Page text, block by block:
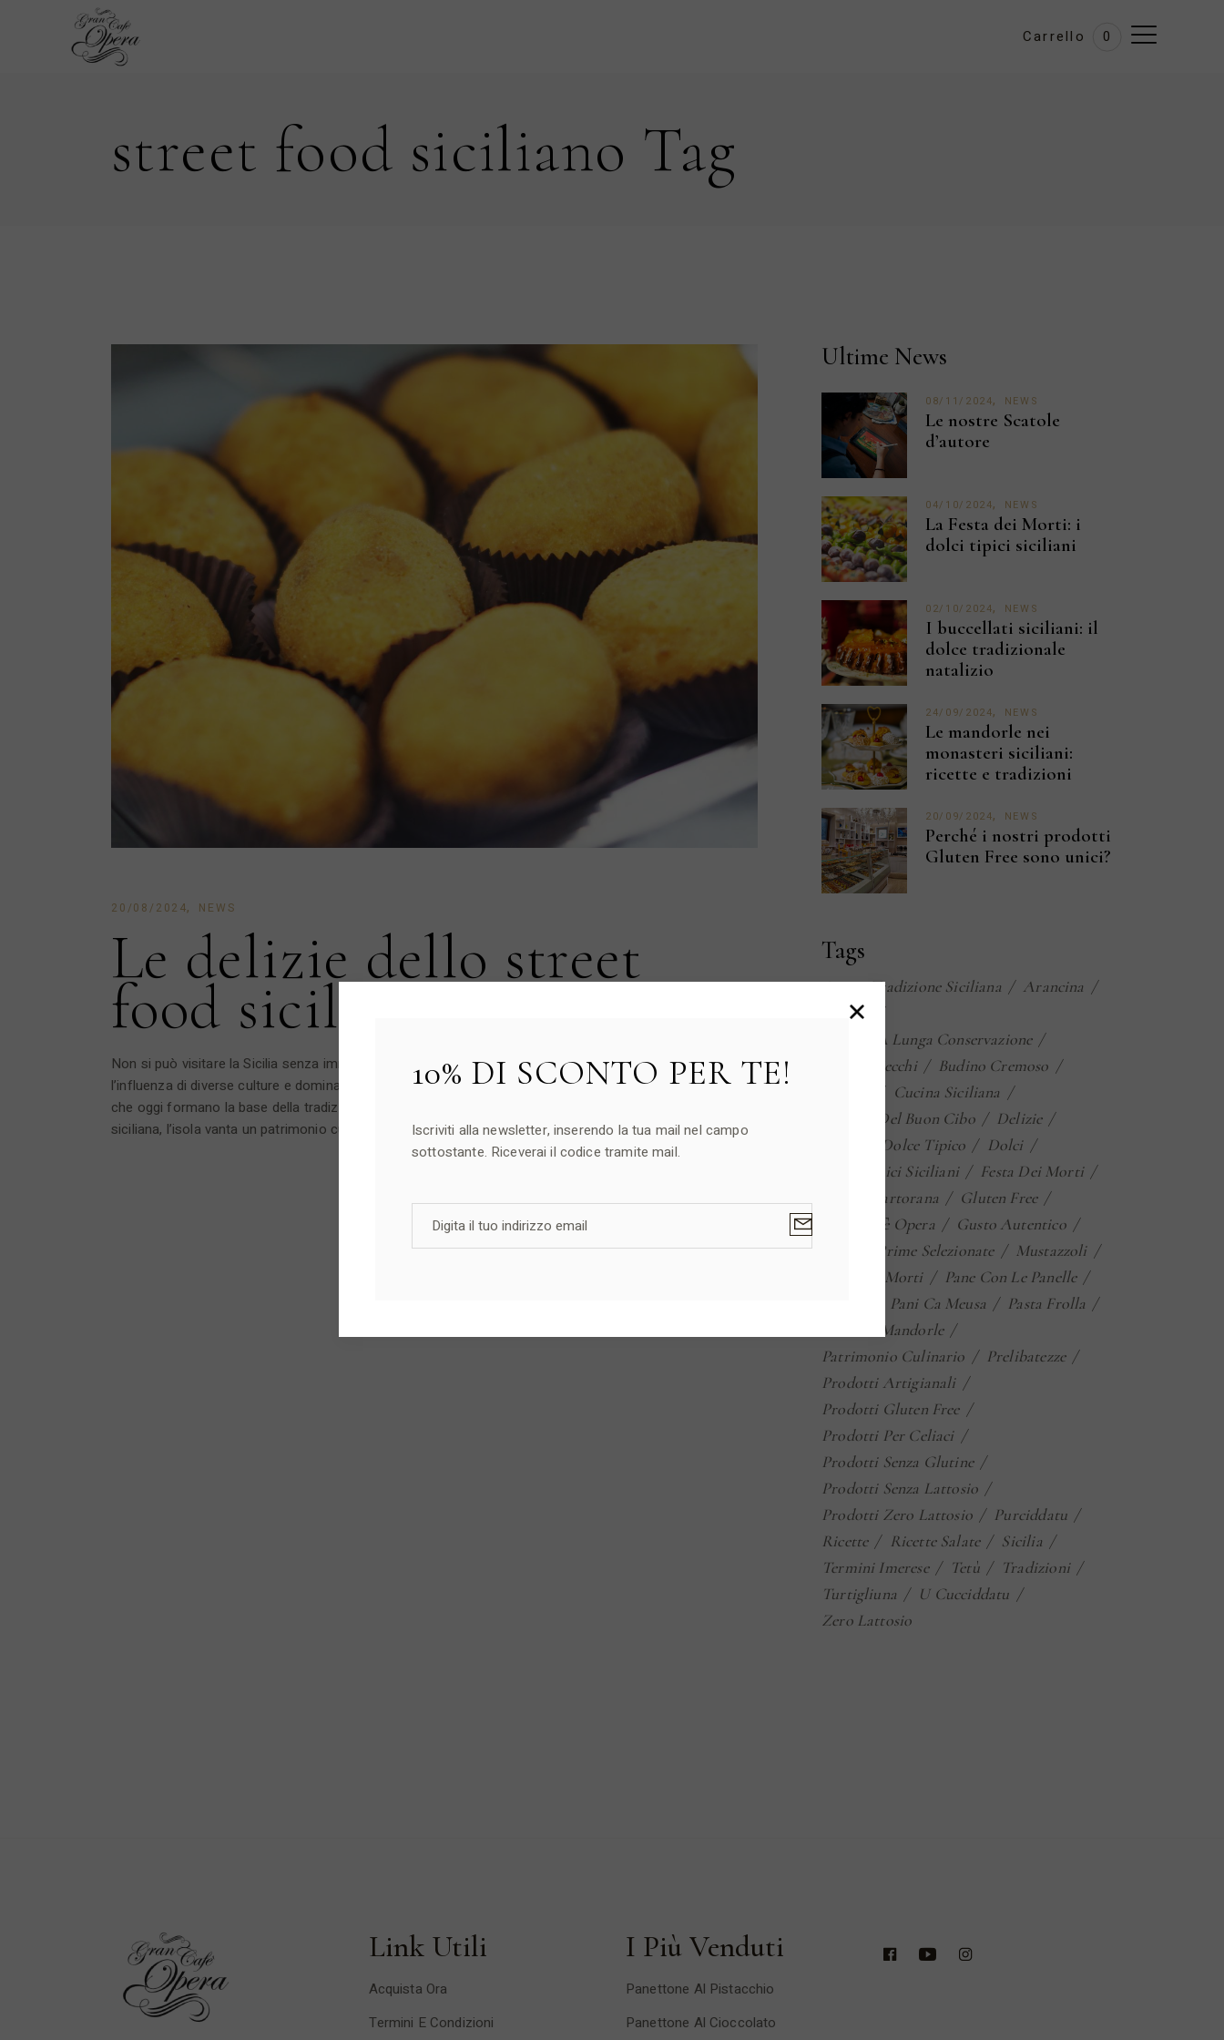
Carrello 0
street food siciliano Tag
20/08/2024 NEWS
Le delizie dello street
food siciliano
Non si può visitare la Sicilia senza immergersi nella sua ricca e variegata cucina tradizionale, che riflette
l’influenza di diverse culture e dominazioni. Ognuna di esse ha contribuito con ingredienti e materie prime
che oggi formano la base della tradizione gastronomica mediterranea. Oltre alla celebre pasticceria
siciliana, l’isola vanta un patrimonio culinario di ricetta salate […]
Ultime News
08/11/2024 NEWS
Le nostre Scatole
d’autore
04/10/2024 NEWS
La Festa dei Morti: i
dolci tipici siciliani
02/10/2024 NEWS
I buccellati siciliani: il
dolce tradizionale
natalizio
24/09/2024 NEWS
Le mandorle nei
monasteri siciliani:
ricette e tradizioni
20/09/2024 NEWS
Perché i nostri prodotti
Gluten Free sono unici?
Tags
Antica Tradizione Siciliana
Arancina
Biscotti
Biscotti A Lunga Conservazione
Biscotti Secchi
Budino Cremoso
Cucina Siciliana
Cultura Del Buon Cibo
Delizie
Dolce Tipico
Dolci
Dolci Tipici Siciliani
Festa Dei Morti
Frutta Martorana
Gluten Free
Gran Cafè Opera
Gusto Autentico
Materie Prime Selezionate
Mustazzoli
Ossa Dei Morti
Pane Con Le Panelle
Pani Ca Meusa
Pasta Frolla
Paste Di Mandorle
Patrimonio Culinario
Prelibatezze
Prodotti Artigianali
Prodotti Gluten Free
Prodotti Per Celiaci
Prodotti Senza Glutine
Prodotti Senza Lattosio
Prodotti Zero Lattosio
Purciddatu
Ricette
Ricette Salate
Sicilia
Termini Imerese
Tetù
Tradizioni
Turtigliuna
U Cucciddatu
Zero Lattosio
Link Utili
Acquista Ora
Termini E Condizioni
I Più Venduti
Panettone Al Pistacchio
Panettone Al Cioccolato
10% DI SCONTO PER TE!
Iscriviti alla newsletter, inserendo la tua mail nel campo
sottostante. Riceverai il codice tramite mail.